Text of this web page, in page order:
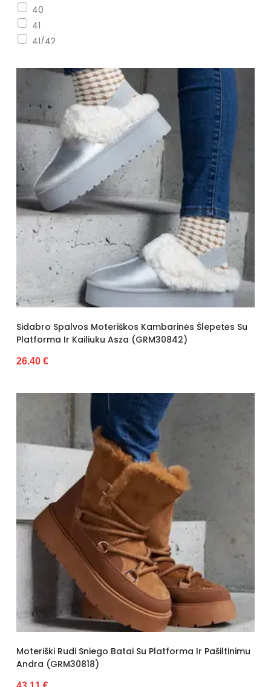
40
41
41/42
Sidabro Spalvos Moteriškos Kambarinės Šlepetės Su
Platforma Ir Kailiuku Asza (GRM30842)
26.40 €
Moteriški Rudi Sniego Batai Su Platforma Ir Pašiltinimu
Andra (GRM30818)